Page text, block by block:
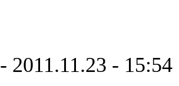
- 2011.11.23 - 15:54